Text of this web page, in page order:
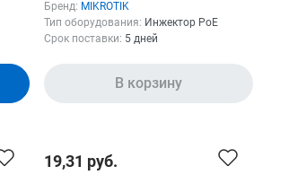
Бренд: MIKROTIK
Тип оборудования: Инжектор PoE
Срок поставки: 5 дней
В корзину
19,31 руб.